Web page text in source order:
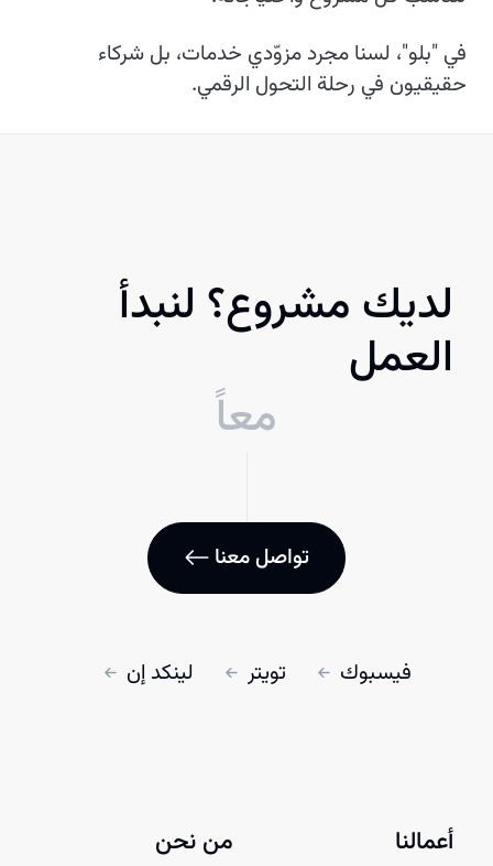
في "بلو"، لسنا مجرد مزوّدي خدمات، بل شركاء
حقيقيون في رحلة التحول الرقمي.
لديك مشروع؟ لنبدأ
العمل
معاً
تواصل معنا
فيسبوك تويتر لينكد إن
أعمالنا
من نحن